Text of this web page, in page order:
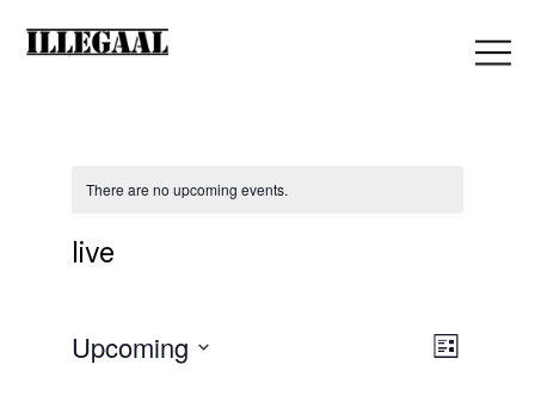
There are no upcoming events.
live
V
E
List
Upcoming